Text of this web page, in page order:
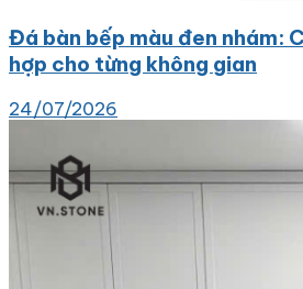
Đá bàn bếp màu đen nhám:
hợp cho từng không gian
24/07/2026